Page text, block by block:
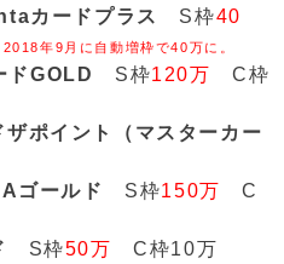
カードプラス S枠40
年9月に自動増枠で40万に。
ドGOLD S枠120万 C枠
ザポイント（マスターカー
ゴールド S枠150万
C
S枠50万 C枠10万